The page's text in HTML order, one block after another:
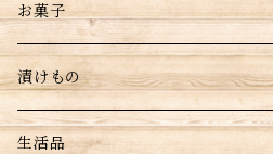
お菓子
漬けもの
生活品